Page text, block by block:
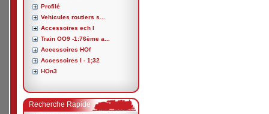
Profilé
Vehicules routiers s...
Accessoires ech I
Train OO9 -1:76ème a...
Accessoires HOf
Accessoires I - 1;32
HOn3
Recherche Rapide